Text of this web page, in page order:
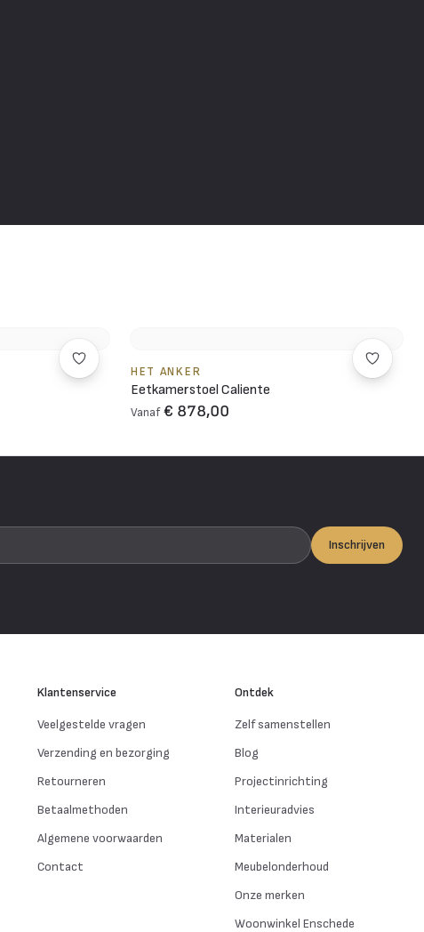
HET ANKER
Eetkamerstoel Caliente
Vanaf € 878,00
Inschrijven
Klantenservice
Veelgestelde vragen
Verzending en bezorging
Retourneren
Betaalmethoden
Algemene voorwaarden
Contact
Ontdek
Zelf samenstellen
Blog
Projectinrichting
Interieuradvies
Materialen
Meubelonderhoud
Onze merken
Woonwinkel Enschede